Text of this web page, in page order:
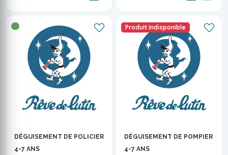
DÉGUISEMENT DE POLICIER
4-7 ANS
Produit indisponible
DÉGUISEMENT DE POMPIER
4-7 ANS